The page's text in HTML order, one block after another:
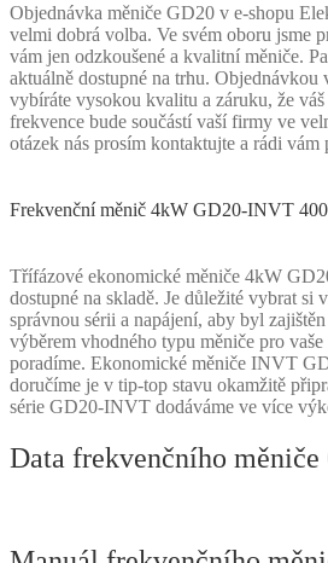
Objednávka měniče GD20 v e-shopu
velmi dobrá volba. Ve svém oboru jsme
vám jen odzkoušené a kvalitní měniče.
aktuálně dostupné na trhu. Objednávkou
vybíráte vysokou kvalitu a záruku, že
frekvence bude součástí vaší firmy ve
otázek nás prosím kontaktujte a rádi vám
Frekvenční měnič 4kW GD20-INVT
Třífázové ekonomické měniče 4kW
dostupné na skladě. Je důležité vybrat si
správnou sérii a napájení, aby byl
výběrem vhodného typu měniče pro
poradíme. Ekonomické měniče INVT
doručíme je v tip-top stavu okamžitě
série GD20-INVT dodáváme ve více
Data frekvenčního